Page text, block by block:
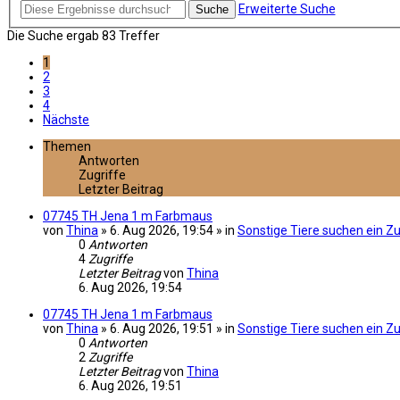
Suche
Erweiterte Suche
Die Suche ergab 83 Treffer
1
2
3
4
Nächste
Themen
Antworten
Zugriffe
Letzter Beitrag
07745 TH Jena 1 m Farbmaus
von Thina » 6. Aug 2026, 19:54 » in Sonstige Tiere suchen ein
0 Antworten
4 Zugriffe
Letzter Beitragvon Thina
6. Aug 2026, 19:54
07745 TH Jena 1 m Farbmaus
von Thina » 6. Aug 2026, 19:51 » in Sonstige Tiere suchen ein
0 Antworten
2 Zugriffe
Letzter Beitragvon Thina
6. Aug 2026, 19:51